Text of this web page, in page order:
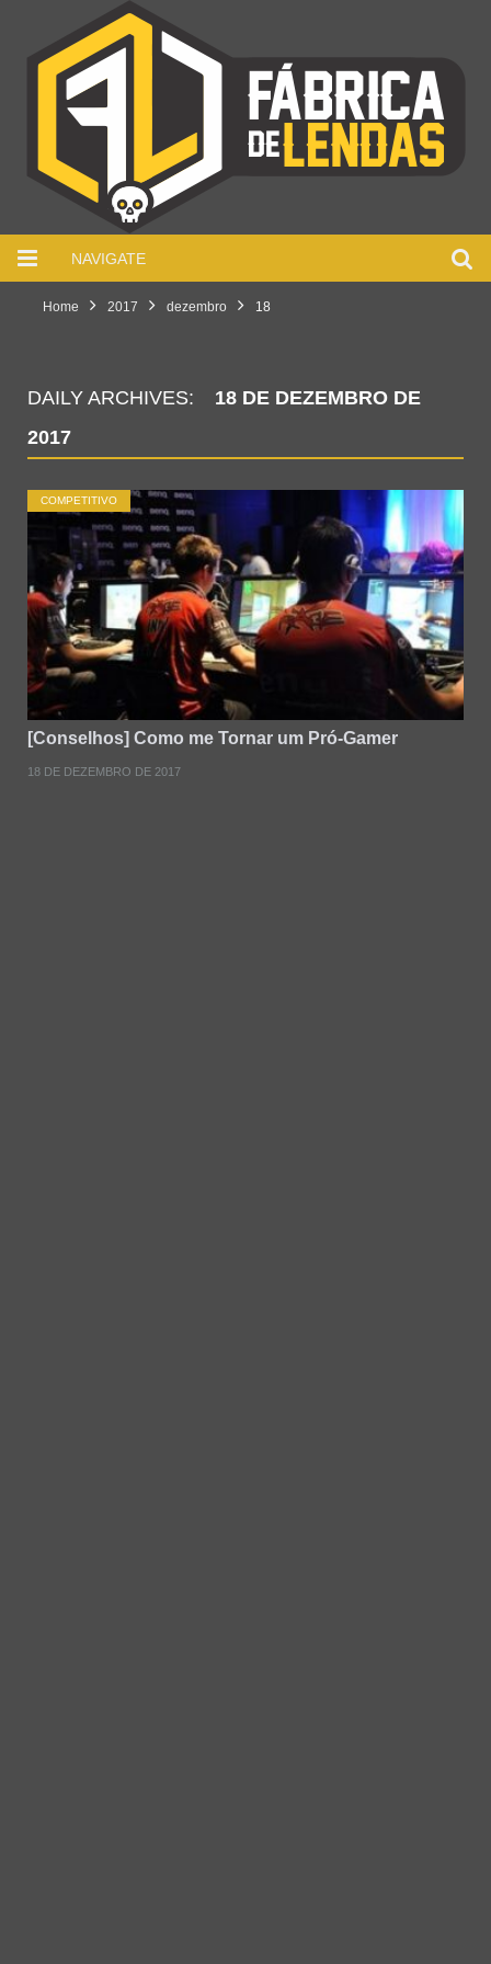
NAVIGATE
Home 2017 dezembro 18
DAILY ARCHIVES:
18 DE DEZEMBRO DE
2017
COMPETITIVO
[Conselhos] Como me Tornar um Pró-Gamer
18 DE DEZEMBRO DE 2017